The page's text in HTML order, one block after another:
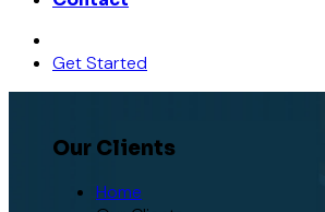
Get Started
Our Clients
Home